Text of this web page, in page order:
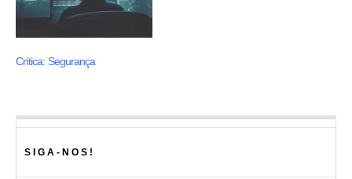
Crítica: Segurança
SIGA-NOS!